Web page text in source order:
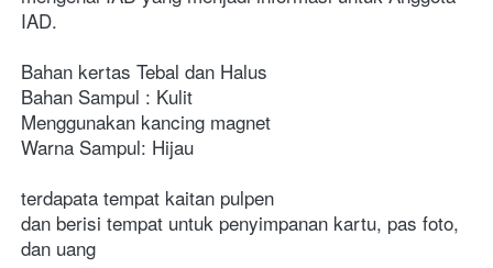
IAD.
Bahan kertas Tebal dan Halus
Bahan Sampul : Kulit
Menggunakan kancing magnet
Warna Sampul: Hijau
terdapata tempat kaitan pulpen
dan berisi tempat untuk penyimpanan kartu, pas foto,
dan uang